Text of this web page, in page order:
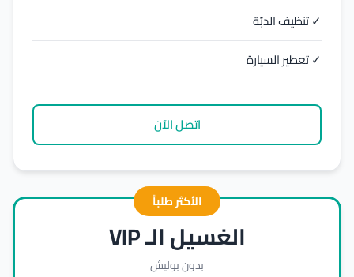
✓ تنظيف الدبّة
✓ تعطير السيارة
اتصل الآن
الأكثر طلباً
الغسيل الـ VIP
بدون بوليش